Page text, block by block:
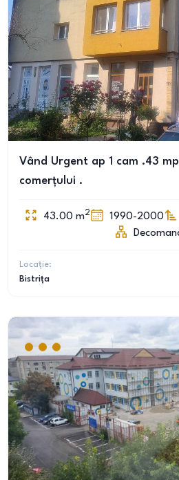
Vând Urgent ap 1 cam .43
comerțului .
43.00 m2 1990-2000
Locație:
Bistrița